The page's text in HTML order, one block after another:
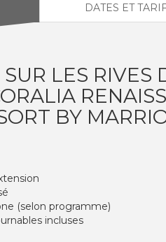
DATES ET
LES RIVES
BY
(selon programme)
incluses